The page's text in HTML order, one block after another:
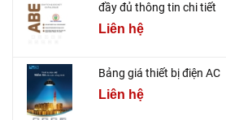
đầy đủ thông tin chi tiết
Liên hệ
Bảng giá thiết bị điện AC
Liên hệ